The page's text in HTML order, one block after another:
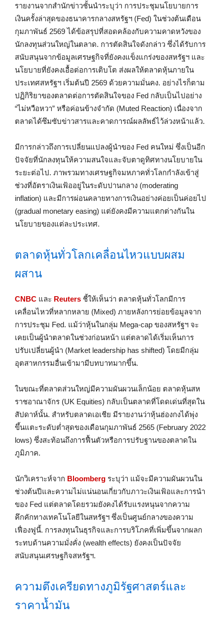
รายงานจากสำนักข่าวชั้นนำระบุว่า การประชุมนโยบายการ
เงินครั้งล่าสุดของธนาคารกลางสหรัฐฯ (Fed) ในช่วงต้นเดือน
กุมภาพันธ์ 2569 ได้ข้อสรุปที่สอดคล้องกับความคาดหวังของ
นักลงทุนส่วนใหญ่ในตลาด. การตัดสินใจดังกล่าว ซึ่งได้รับการ
สนับสนุนจากข้อมูลเศรษฐกิจที่ยังคงแข็งแกร่งของสหรัฐฯ และ
นโยบายที่ยังคงเอื้อต่อการเติบโต ส่งผลให้ตลาดหุ้นภายใน
ประเทศสหรัฐฯ เริ่มต้นปี 2569 ด้วยความมั่นคง. อย่างไรก็ตาม
ปฏิกิริยาของตลาดต่อการตัดสินใจของ Fed กลับเป็นไปอย่าง
“ไม่หวือหวา” หรือค่อนข้างจำกัด (Muted Reaction) เนื่องจาก
ตลาดได้ซึมซับข่าวสารและคาดการณ์ผลลัพธ์ไว้ล่วงหน้าแล้ว.
มีการกล่าวถึงการเปลี่ยนแปลงผู้นำของ Fed คนใหม่ ซึ่งเป็นอีก
ปัจจัยที่นักลงทุนให้ความสนใจและจับตาดูทิศทางนโยบายใน
ระยะต่อไป. ภาพรวมทางเศรษฐกิจมหภาคทั่วโลกกำลังเข้าสู่
ช่วงที่อัตราเงินเฟ้ออยู่ในระดับปานกลาง (moderating
inflation) และมีการผ่อนคลายทางการเงินอย่างค่อยเป็นค่อยไป
(gradual monetary easing) แต่ยังคงมีความแตกต่างกันใน
นโยบายของแต่ละประเทศ.
ตลาดหุ้นทั่วโลกเคลื่อนไหวแบบผสม
ผสาน
CNBC และ Reuters ชี้ให้เห็นว่า ตลาดหุ้นทั่วโลกมีการ
เคลื่อนไหวที่หลากหลาย (Mixed) ภายหลังการย่อยข้อมูลจาก
การประชุม Fed. แม้ว่าหุ้นในกลุ่ม Mega-cap ของสหรัฐฯ จะ
เคยเป็นผู้นำตลาดในช่วงก่อนหน้า แต่ตลาดได้เริ่มเห็นการ
ปรับเปลี่ยนผู้นำ (Market leadership has shifted) โดยมีกลุ่ม
อุตสาหกรรมอื่นเข้ามามีบทบาทมากขึ้น.
ในขณะที่ตลาดส่วนใหญ่มีความผันผวนเล็กน้อย ตลาดหุ้นสห
ราชอาณาจักร (UK Equities) กลับเป็นตลาดที่โดดเด่นที่สุดใน
สัปดาห์นั้น. สำหรับตลาดเอเชีย มีรายงานว่าหุ้นฮ่องกงได้พุ่ง
ขึ้นแตะระดับต่ำสุดของเดือนกุมภาพันธ์ 2565 (February 2022
lows) ซึ่งสะท้อนถึงการฟื้นตัวหรือการปรับฐานของตลาดใน
ภูมิภาค.
นักวิเคราะห์จาก Bloomberg ระบุว่า แม้จะมีความผันผวนใน
ช่วงต้นปีและความไม่แน่นอนเกี่ยวกับภาวะเงินเฟ้อและการนำ
ของ Fed แต่ตลาดโดยรวมยังคงได้รับแรงหนุนจากความ
คึกคักทางเทคโนโลยีในสหรัฐฯ ซึ่งเป็นศูนย์กลางของความ
เฟื่องฟูนี้. การลงทุนในธุรกิจและการบริโภคที่เพิ่มขึ้นจากผลก
ระทบด้านความมั่งคั่ง (wealth effects) ยังคงเป็นปัจจัย
สนับสนุนเศรษฐกิจสหรัฐฯ.
ความตึงเครียดทางภูมิรัฐศาสตร์และ
ราคาน้ำมัน